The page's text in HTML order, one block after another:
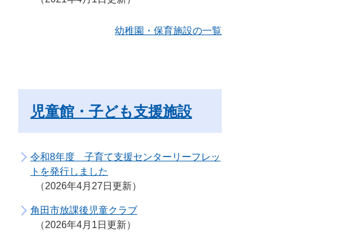
幼稚園・保育施設の一覧
児童館・子ども支援施設
令和8年度 子育て支援センターリーフレッ
トを発行しました
2026年4月27日更新
角田市放課後児童クラブ
2026年4月1日更新